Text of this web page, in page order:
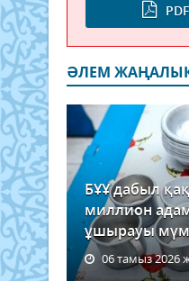
ӘЛЕМ
БҰҰ дабыл
миллион
ұшырауы
06 тамыз 2026